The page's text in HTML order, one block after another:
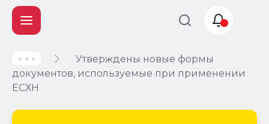
Утверждены новые формы
документов, используемые при применении
ЕСХН
Учет и
налогообложение